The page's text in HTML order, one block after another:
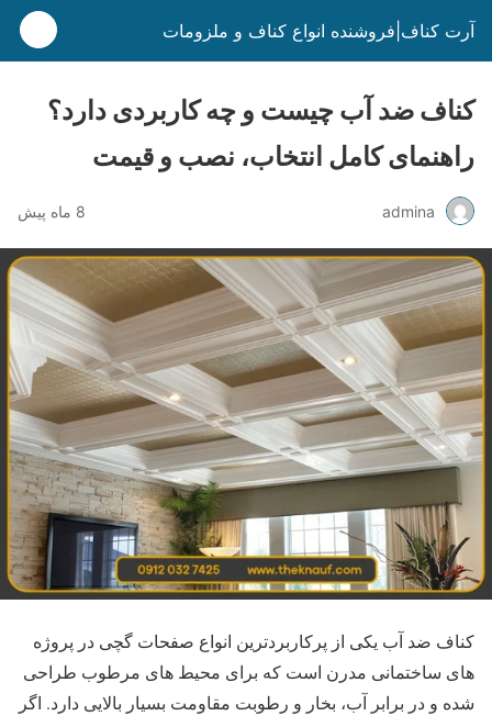
آرت کناف|فروشنده انواع کناف و ملزومات
کناف ضد آب چیست و چه کاربردی دارد؟
راهنمای کامل انتخاب، نصب و قیمت
admina 8 ماه پیش
کناف ضد آب یکی از پرکاربردترین انواع صفحات گچی در پروژه‌
های ساختمانی مدرن است که برای محیط‌ های مرطوب طراحی
شده و در برابر آب، بخار و رطوبت مقاومت بسیار بالایی دارد. اگر